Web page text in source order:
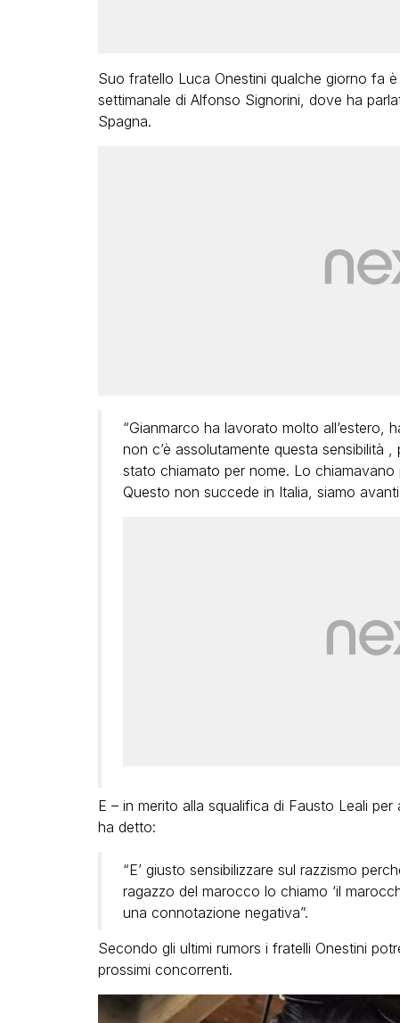
Suo fratello Luca Onestini qualche giorno fa
settimanale di Alfonso Signorini, dove ha
Spagna.
“Gianmarco ha lavorato molto all’estero,
non c’è assolutamente questa sensibilità
stato chiamato per nome. Lo chiamavano
Questo non succede in Italia, siamo
E – in merito alla squalifica di Fausto Leali
ha detto:
“E’ giusto sensibilizzare sul razzismo
ragazzo del marocco lo chiamo ‘il
una connotazione negativa”.
Secondo gli ultimi rumors i fratelli Onestini
prossimi concorrenti.